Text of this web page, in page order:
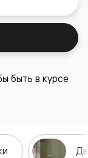
быть в курсе